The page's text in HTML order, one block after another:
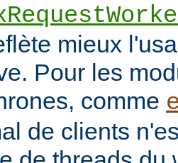
mieux
Pour les
comme
de clients